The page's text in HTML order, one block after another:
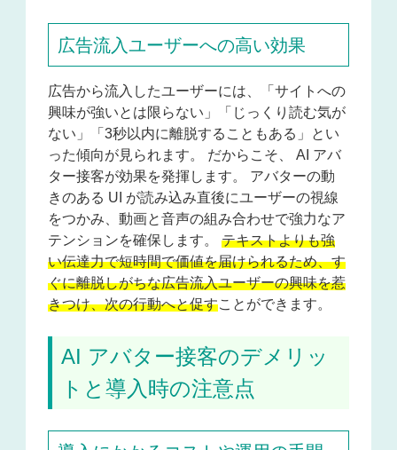
広告流入ユーザーへの高い効果
広告から流入したユーザーには、「サイトへの
興味が強いとは限らない」「じっくり読む気が
ない」「3秒以内に離脱することもある」とい
った傾向が見られます。 だからこそ、 AI アバ
ター接客が効果を発揮します。 アバターの動
きのある UI が読み込み直後にユーザーの視線
をつかみ、動画と音声の組み合わせで強力なア
テンションを確保します。テキストよりも強
い伝達力で短時間で価値を届けられるため、す
ぐに離脱しがちな広告流入ユーザーの興味を惹
きつけ、次の行動へと促すことができます。
AI アバター接客のデメリッ
トと導入時の注意点